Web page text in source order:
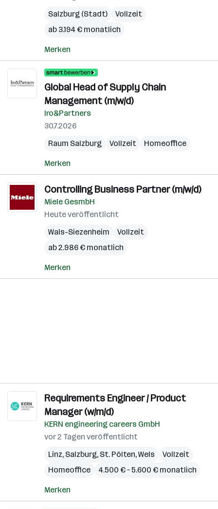
Salzburg (Stadt)
Vollzeit
ab 3.194 € monatlich
Merken
Global Head of Supply Chain
Management (m/w/d)
Iro&Partners
30.7.2026
Raum Salzburg
Vollzeit Homeoffice
Merken
Controlling Business Partner (m/w/d)
Miele GesmbH
Heute veröffentlicht
Wals-Siezenheim
Vollzeit
ab 2.986 € monatlich
Merken
Requirements Engineer / Product
Manager (w/m/d)
KERN engineering careers GmbH
vor 2 Tagen veröffentlicht
Linz, Salzburg, St. Pölten,Wels
Vollzeit
Homeoffice
4.500 € – 5.600 € monatlich
Merken